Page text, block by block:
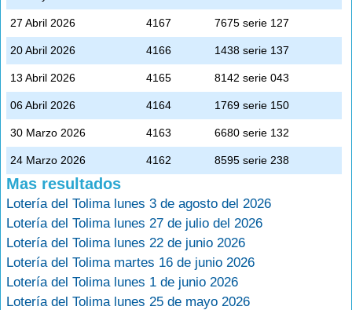
27 Abril 2026 4167 7675 serie 127
20 Abril 2026 4166 1438 serie 137
13 Abril 2026 4165 8142 serie 043
06 Abril 2026 4164 1769 serie 150
30 Marzo 2026 4163 6680 serie 132
24 Marzo 2026 4162 8595 serie 238
Mas resultados
Lotería del Tolima lunes 3 de agosto del 2026
Lotería del Tolima lunes 27 de julio del 2026
Lotería del Tolima lunes 22 de junio 2026
Lotería del Tolima martes 16 de junio 2026
Lotería del Tolima lunes 1 de junio 2026
Lotería del Tolima lunes 25 de mayo 2026